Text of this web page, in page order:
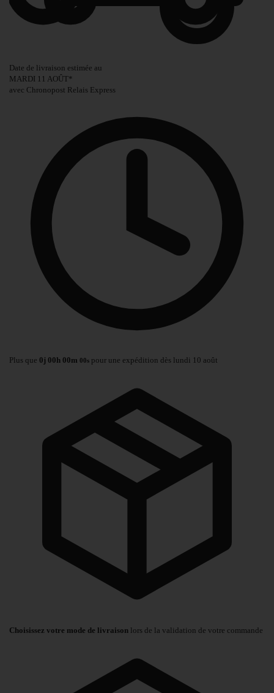
Date de livraison estimée au
MARDI 11 AOÛT*
avec Chronopost Relais Express
Plus que 0j 00h 00m 00s pour une expédition dès lundi 10 août
Choisissez votre mode de livraison lors de la validation de votre commande